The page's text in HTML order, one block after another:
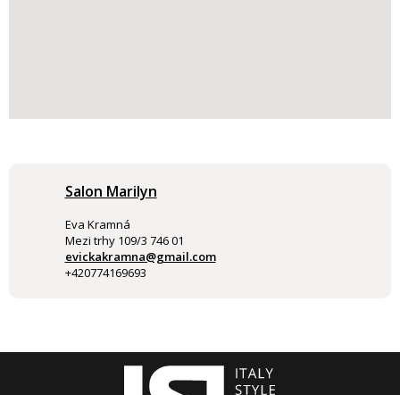
Salon Marilyn
Eva Kramná
Mezi trhy 109/3 746 01
evickakramna@gmail.com
+420774169693